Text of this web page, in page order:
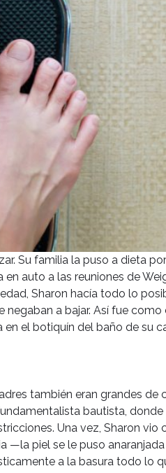
Su familia la puso a dieta
auto a las reuniones de
Sharon hacía todo lo
negaban a bajar. Así fue como
el botiquín del baño de su
también eran grandes de
bautista, donde
Una vez, Sharon vio
—la piel se le puso
a la basura todo lo